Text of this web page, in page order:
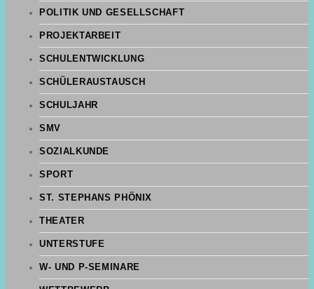
POLITIK UND GESELLSCHAFT
PROJEKTARBEIT
SCHULENTWICKLUNG
SCHÜLERAUSTAUSCH
SCHULJAHR
SMV
SOZIALKUNDE
SPORT
ST. STEPHANS PHÖNIX
THEATER
UNTERSTUFE
W- UND P-SEMINARE